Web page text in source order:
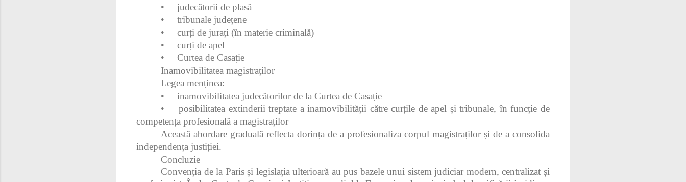
•
judecătorii de plasă
•
tribunale județene
•
curți de jurați (în materie criminală)
•
curți de apel
•
Curtea de Casație
Inamovibilitatea magistraților
Legea menținea:
•
inamovibilitatea judecătorilor de la Curtea de Casație
•
posibilitatea extinderii treptate a inamovibilității către curțile de apel și tribunale, în funcție de
competența profesională a magistraților
Această abordare graduală reflecta dorința de a profesionaliza corpul magistraților și de a consolida
independența justiției.
Concluzie
Convenția de la Paris și legislația ulterioară au pus bazele unui sistem judiciar modern, centralizat și